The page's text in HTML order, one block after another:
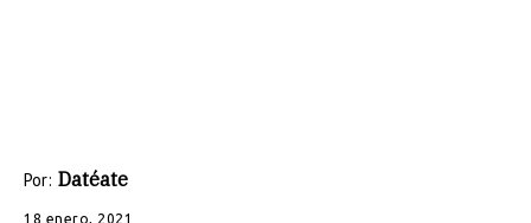
Por: Datéate
18 enero, 2021